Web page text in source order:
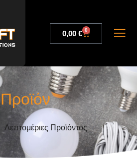
0,00 € 0
Προϊόν
Λεπτομέριες Προϊόντος